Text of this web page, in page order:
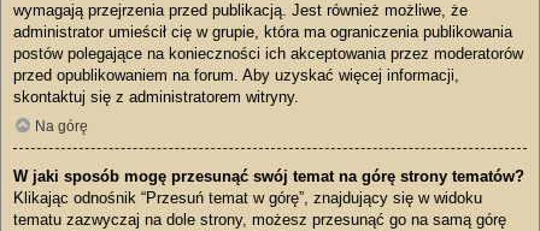
wymagają przejrzenia przed publikacją. Jest również możliwe, że
administrator umieścił cię w grupie, która ma ograniczenia publikowania
postów polegające na konieczności ich akceptowania przez moderatorów
przed opublikowaniem na forum. Aby uzyskać więcej informacji,
skontaktuj się z administratorem witryny.
Na górę
W jaki sposób mogę przesunąć swój temat na górę strony tematów?
Klikając odnośnik “Przesuń temat w górę”, znajdujący się w widoku
tematu zazwyczaj na dole strony, możesz przesunąć go na samą górę